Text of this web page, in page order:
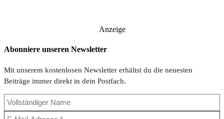
Anzeige
Abonniere unseren Newsletter
Mit unserem kostenlosen Newsletter erhältst du die neuesten
Beiträge immer direkt in dein Postfach.